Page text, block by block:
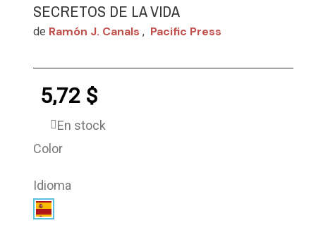
SECRETOS DE LA VIDA
de Ramón J. Canals , Pacific Press
5,72 $
En stock
Color
Idioma